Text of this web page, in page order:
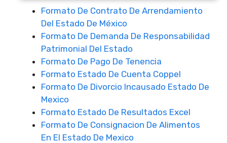
Formato De Contrato De Arrendamiento
Del Estado De México
Formato De Demanda De Responsabilidad
Patrimonial Del Estado
Formato De Pago De Tenencia
Formato Estado De Cuenta Coppel
Formato De Divorcio Incausado Estado De
Mexico
Formato Estado De Resultados Excel
Formato De Consignacion De Alimentos
En El Estado De Mexico